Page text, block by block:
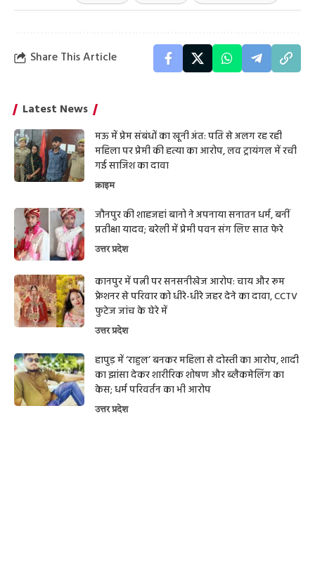
Share This Article
Latest News
मऊ में प्रेम संबंधों का खूनी अंत: पति से अलग रह रही
महिला पर प्रेमी की हत्या का आरोप, लव ट्रायंगल में रची
गई साजिश का दावा
क्राइम
जौनपुर की शाहजहां बानो ने अपनाया सनातन धर्म, बनीं
प्रतीक्षा यादव; बरेली में प्रेमी पवन संग लिए सात फेरे
उत्तर प्रदेश
कानपुर में पत्नी पर सनसनीखेज आरोप: चाय और रूम
फ्रेशनर से परिवार को धीरे-धीरे जहर देने का दावा, CCTV
फुटेज जांच के घेरे में
उत्तर प्रदेश
हापुड़ में ‘राहुल’ बनकर महिला से दोस्ती का आरोप, शादी
का झांसा देकर शारीरिक शोषण और ब्लैकमेलिंग का
केस; धर्म परिवर्तन का भी आरोप
उत्तर प्रदेश